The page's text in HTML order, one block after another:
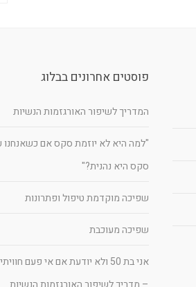
פוסטים אחרונים בבלוג
המדריך לשיפור האורגזמות הנשיות
"למה היא לא יוזמת סקס אם כשאנחנו
סקס היא נהנית?"
שפיכה מוקדמת טיפול ופתרונות
שפיכה מעוכבת
אני בת 50 ולא יודעת אם אי פעם